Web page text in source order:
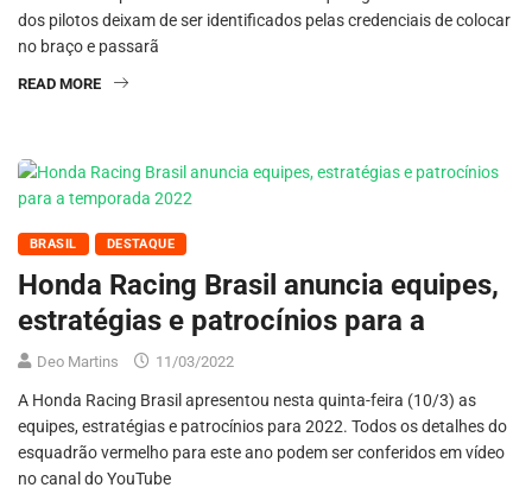
dos pilotos deixam de ser identificados pelas credenciais de colocar
no braço e passarã
READ MORE
BRASIL DESTAQUE
Honda Racing Brasil anuncia equipes,
estratégias e patrocínios para a
Deo Martins 11/03/2022
A Honda Racing Brasil apresentou nesta quinta-feira (10/3) as
equipes, estratégias e patrocínios para 2022. Todos os detalhes do
esquadrão vermelho para este ano podem ser conferidos em vídeo
no canal do YouTube